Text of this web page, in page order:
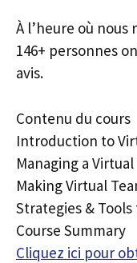
À l’heure où
146+ personnes
avis.
Contenu du cours
Introduction to
Managing a
Making Virtual
Strategies &
Course Summary
Cliquez ici pour